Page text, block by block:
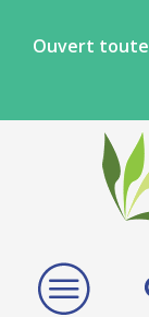
Ouvert toute